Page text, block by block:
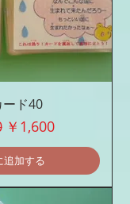
ド40
セール価格
￥1,600
追加する